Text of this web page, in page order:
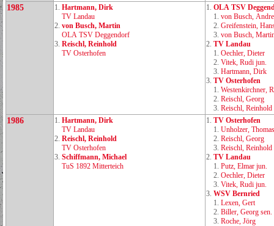
1985 1. Hartmann, Dirk
TV Landau
2. von Busch, Martin
OLA TSV Deggendorf
3. Reischl, Reinhold
TV Osterhofen
1. OLA TSV
1. von Busch,
2. Greifenstein,
3. von Busch,
2. TV Landau
1. Oechler, Dieter
2. Vitek, Rudi jun.
3. Hartmann, Dirk
3. TV Osterhofen
1. Westenkirchner,
2. Reischl, Georg
3. Reischl, Reinhold
1986 1. Hartmann, Dirk
TV Landau
2. Reischl, Reinhold
TV Osterhofen
3. Schiffmann, Michael
TuS 1892 Mitterteich
1. TV Osterhofen
1. Unholzer, Thomas
2. Reischl, Georg
3. Reischl, Reinhold
2. TV Landau
1. Putz, Elmar jun.
2. Oechler, Dieter
3. Vitek, Rudi jun.
3. WSV Bernried
1. Lexen, Gert
2. Biller, Georg sen.
3. Roche, Jörg